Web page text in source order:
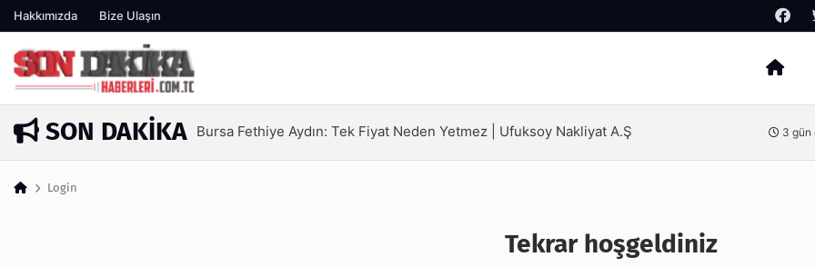
Hakkımızda Bize Ulaşın
Arama
SON DAKIKA
15 saat önce Bursa Fethiye Aydın: Tek Fiyat Neden Yetmez | Ufuksoy Nakliyat A.Ş 3 gün
Login
Tekrar hoşgeldiniz